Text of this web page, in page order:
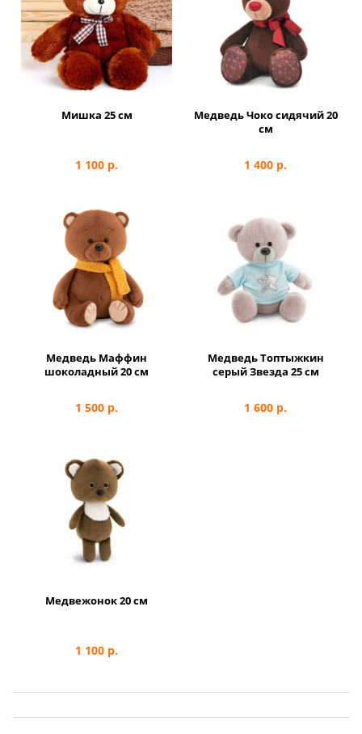
Мишка 25 см
1 100 р.
Медведь Чоко сидячий 20
см
1 400 р.
Медведь Маффин
шоколадный 20 см
1 500 р.
Медведь Топтыжкин
серый Звезда 25 см
1 600 р.
Медвежонок 20 см
1 100 р.